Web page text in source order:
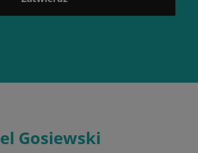
Gosiewski